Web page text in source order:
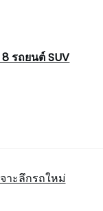
รถยนต์ SUV
จาะลึกรถใหม่